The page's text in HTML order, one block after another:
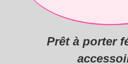
Prêt à porter